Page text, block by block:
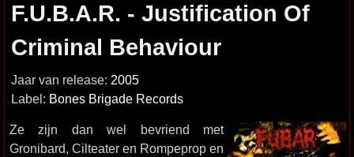
F.U.B.A.R. - Justification Of
Criminal Behaviour
Jaar van release: 2005
Label: Bones Brigade Records
Ze zijn dan wel bevriend met
Gronibard, Cilteater en Rompeprop en